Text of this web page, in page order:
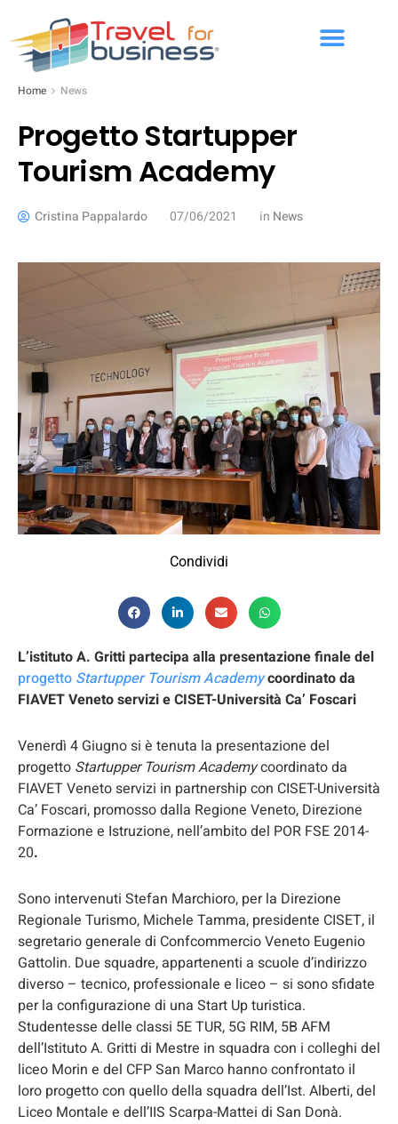
Home News
Progetto Startupper
Tourism Academy
Cristina Pappalardo 07/06/2021 in News
Condividi
L’istituto A. Gritti partecipa alla presentazione finale del
progetto Startupper Tourism Academycoordinato da
FIAVET Veneto servizi e CISET-Università Ca’ Foscari
Venerdì 4 Giugno si è tenuta la presentazione del
progetto Startupper Tourism Academycoordinato da
FIAVET Veneto servizi in partnership con CISET-Università
Ca’ Foscari, promosso dalla Regione Veneto, Direzione
Formazione e Istruzione, nell’ambito del POR FSE 2014-
20.
Sono intervenuti Stefan Marchioro, per la Direzione
Regionale Turismo, Michele Tamma, presidente CISET, il
segretario generale di Confcommercio Veneto Eugenio
Gattolin. Due squadre, appartenenti a scuole d’indirizzo
diverso – tecnico, professionale e liceo – si sono sfidate
per la configurazione di una Start Up turistica.
Studentesse delle classi 5E TUR, 5G RIM, 5B AFM
dell’Istituto A. Gritti di Mestre in squadra con i colleghi del
liceo Morin e del CFP San Marco hanno confrontato il
loro progetto con quello della squadra dell’Ist. Alberti, del
Liceo Montale e dell’IIS Scarpa-Mattei di San Donà.